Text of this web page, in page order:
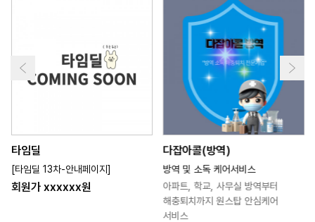
타임딜
[타임딜 13차-안내페이지]
회원가 xxxxxx원
다잡아콜(방역)
방역 및 소독 케어서비스
아파트, 학교, 사무실 방역부터
해충퇴치까지 원스탑 안심케어
서비스